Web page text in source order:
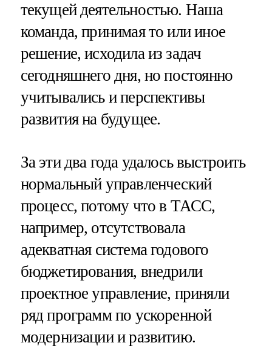
текущей деятельностью. Наша
команда, принимая то или иное
решение, исходила из задач
сегодняшнего дня, но постоянно
учитывались и перспективы
развития на будущее.
За эти два года удалось выстроить
нормальный управленческий
процесс, потому что в ТАСС,
например, отсутствовала
адекватная система годового
бюджетирования, внедрили
проектное управление, приняли
ряд программ по ускоренной
модернизации и развитию.